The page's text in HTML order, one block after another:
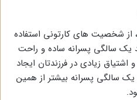
از شخصیت های کارتونی استفاده
سالگی پسرانه ساده و راحت
زیادی در فرزندتان ایجاد
سالگی پسرانه بیشتر از همین